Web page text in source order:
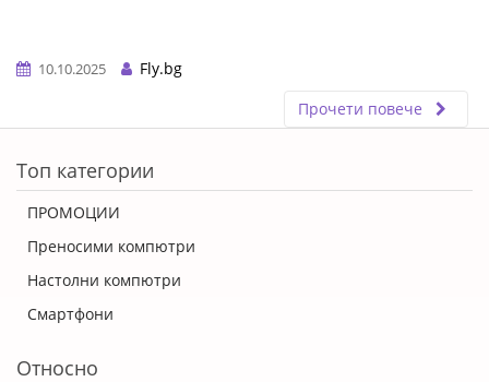
10.10.2025
Fly.bg
Прочети повече
Топ категории
ПРОМОЦИИ
Преносими компютри
Настолни компютри
Смартфони
Относно